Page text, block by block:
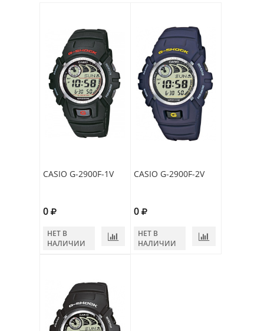
CASIO G-2900F-1V
0
НЕТ В
НАЛИЧИИ
CASIO G-2900F-2V
0
НЕТ В
НАЛИЧИИ